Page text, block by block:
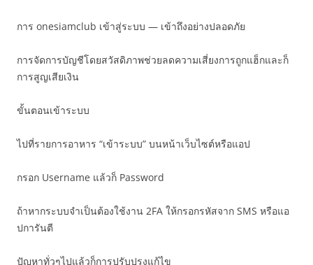
การ onesiamclub เข้าสู่ระบบ — เข้าถึงอย่างปลอดภัย
การจัดการบัญชีโดยสวัสดิภาพช่วยลดความเสี่ยงการถูกแฮ็กและก็
การสูญเสียเงิน
ขั้นตอนเข้าระบบ
ไปที่รายการอาหาร “เข้าระบบ” บนหน้าเว็บไซต์หรือแอป
กรอก Username แล้วก็ Password
ถ้าหากระบบจำเป็นต้องใช้งาน 2FA ให้กรอกรหัสจาก SMS หรือแอ
ปการันตี
ปัญหาทั่วๆไปแล้วก็การปรับปรุงแก้ไข